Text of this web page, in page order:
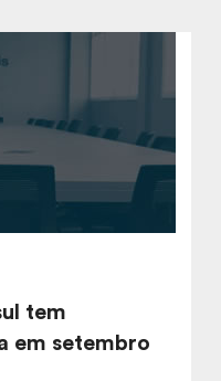
tem
em setembro